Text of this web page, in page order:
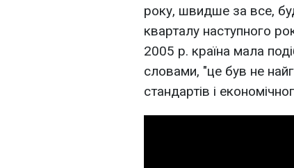
року, швидше за все,
кварталу наступного
2005 р. країна мала
словами, "це був не
стандартів і